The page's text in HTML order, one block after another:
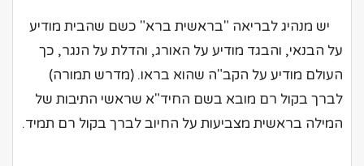
יש מנהיג לבריאה "בראשית ברא" כשם שהבית מודיע
על הבנאי, והבגד מודיע על האורג, והדלת על הנגר, כך
העולם מודיע על הקב"ה שהוא בראו. (מדרש תמורה)
לברך בקול רם מובא בשם החיד"א שראשי התיבות של
המילה בראשית מצביעות על החיוב לברך בקול רם תמיד.